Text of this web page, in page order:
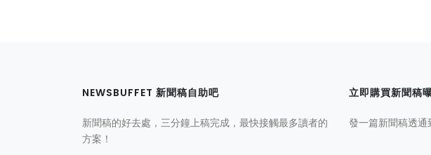
NEWSBUFFET 新聞稿自助吧
新聞稿的好去處，三分鐘上稿完成，最快接觸最多讀者的
方案！
立即購買新聞稿
發一篇新聞稿透通